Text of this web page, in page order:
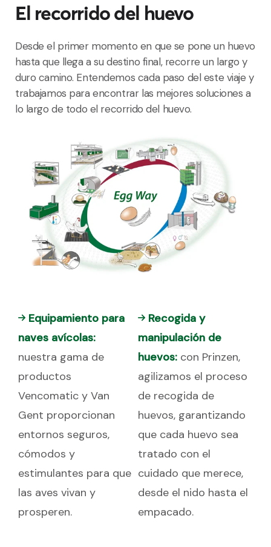
El recorrido del huevo
Desde el primer momento en que se pone un huevo
hasta que llega a su destino final, recorre un largo y
duro camino. Entendemos cada paso del este viaje y
trabajamos para encontrar las mejores soluciones a
lo largo de todo el recorrido del huevo.
Equipamiento para
naves avícolas:
nuestra gama de
productos
Vencomatic y Van
Gent proporcionan
entornos seguros,
cómodos y
estimulantes para que
las aves vivan y
prosperen.
Recogida y
manipulación de
huevos: con Prinzen,
agilizamos el proceso
de recogida de
huevos, garantizando
que cada huevo sea
tratado con el
cuidado que merece,
desde el nido hasta el
empacado.